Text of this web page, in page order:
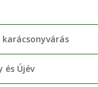
karácsonyvárás
és Újév